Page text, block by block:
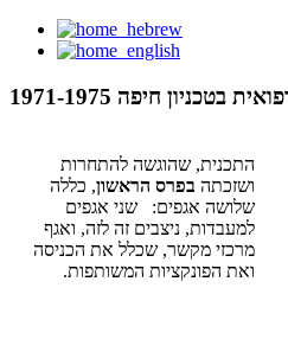
חיפה 1971-1975
התכנית, שהוגשה להתחרות
ושזכתה בפרס הראשון, כללה
שלושה אגפים: שני אגפים
למעבדות, ניצבים זה לזה, ואגף
מרכזי מקשר, שכלל את הכניסה
ואת הפונקציות המשותפות.